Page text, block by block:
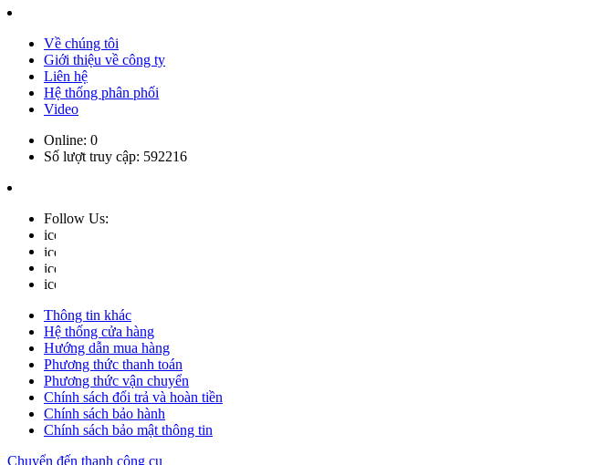
Về chúng tôi
Giới thiệu về công ty
Liên hệ
Hệ thống phân phối
Video
Online: 0
Số lượt truy cập: 592216
Follow Us:
Thông tin khác
Hệ thống cửa hàng
Hướng dẫn mua hàng
Phương thức thanh toán
Phương thức vận chuyển
Chính sách đổi trả và hoàn tiền
Chính sách bảo hành
Chính sách bảo mật thông tin
Chuyển đến thanh công cụ